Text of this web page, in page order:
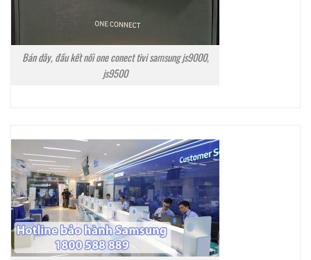
Bán dây, đầu kết nối one conect tivi samsung js9000,
js9500